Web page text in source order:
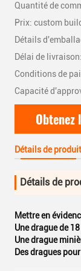
Quantité de
Prix: custom
Détails
Délai de
Conditions de
Capacité
Détails de produit
Détails de
Mettre en
Une drague de
Une drague
Des dragues